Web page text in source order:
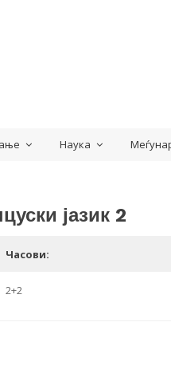
Наука
јазик 2
Часови:
2+2